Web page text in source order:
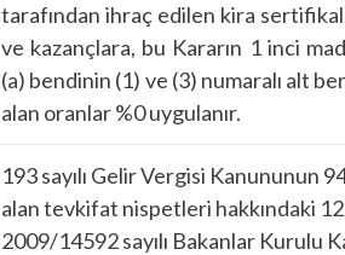
tarafından ihraç edilen kira
ve kazançlara, bu Kararın 1 inci
(a) bendinin (1) ve (3) numaralı alt
alan oranlar %0 uygulanır.
193 sayılı Gelir Vergisi Kanununun
alan tevkifat nispetleri hakkındaki
2009/14592 sayılı Bakanlar Kurulu